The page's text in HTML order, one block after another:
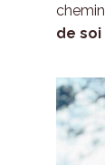
de soi